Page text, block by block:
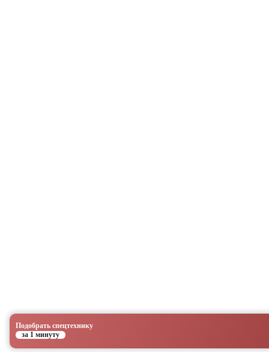
Подобрать спецтехнику
за 1 минуту